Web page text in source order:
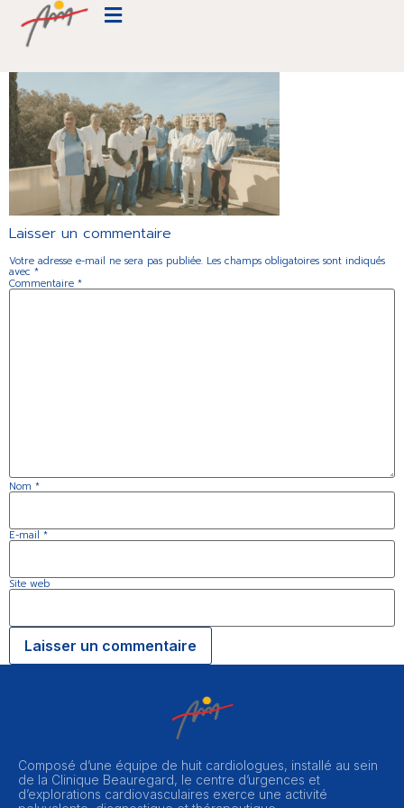
equipe-medecins-beauregard-version-
mobile
Laisser un commentaire
Votre adresse e-mail ne sera pas publiée. Les champs obligatoires sont indiqués
avec *
Commentaire *
Nom *
E-mail *
Site web
Composé d’une équipe de huit cardiologues, installé au sein
de la Clinique Beauregard, le centre d’urgences et
d’explorations cardiovasculaires exerce une activité